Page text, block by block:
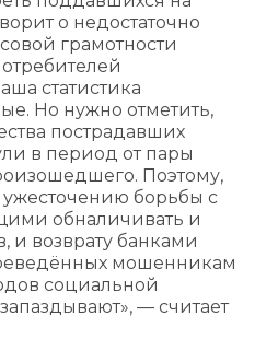
о недостаточно
грамотности
статистика
Но нужно отметить,
пострадавших
в период от пары
Поэтому,
борьбы с
обналичивать и
и возврату банками
мошенникам
социальной
— считает